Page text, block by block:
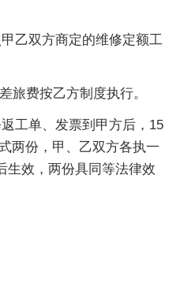
乙双方商定的维修定额工
旅费按乙方制度执行。
工单、发票到甲方后，15
两份，甲、乙双方各执一
生效，两份具同等法律效